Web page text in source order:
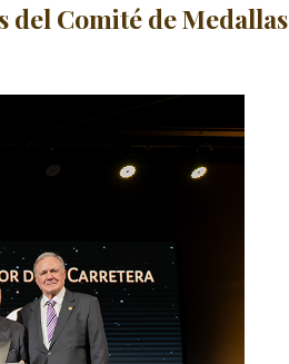
del Comité de Medallas